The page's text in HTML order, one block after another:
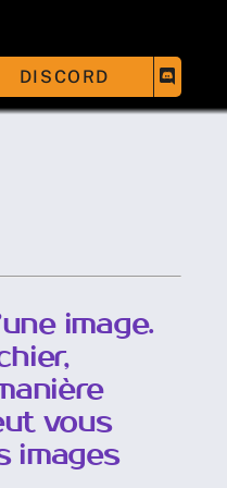
DISCORD
image.
vous
images